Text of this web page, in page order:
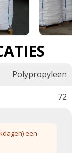
Polypropyleen
72
een